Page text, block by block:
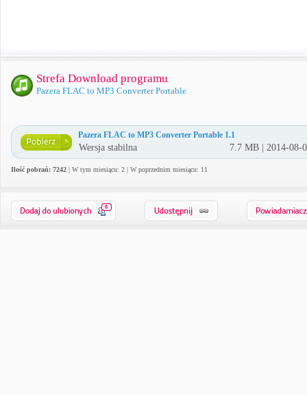
Strefa Download programu
Pazera FLAC to MP3 Converter Portable
Pazera FLAC to MP3 Converter Portable 1.1
Wersja stabilna 7.7 MB | 2014-08-
Ilość pobrań: 7242 | W tym miesiącu: 2 | W poprzednim miesiącu: 11
0